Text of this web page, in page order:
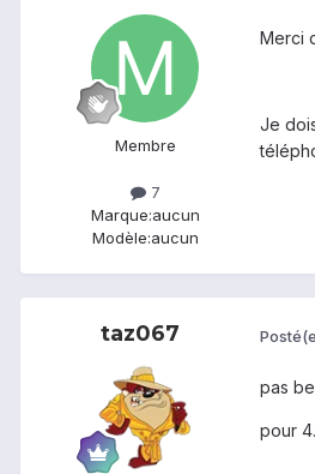
Membre
7
Marque:aucun
Modèle:aucun
Merci
Je
taz067
pas
pour